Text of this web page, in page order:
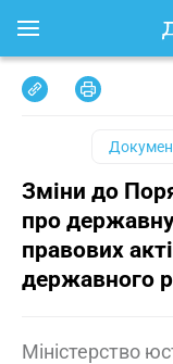
Зміни до
про
правових
державного
Міністерство